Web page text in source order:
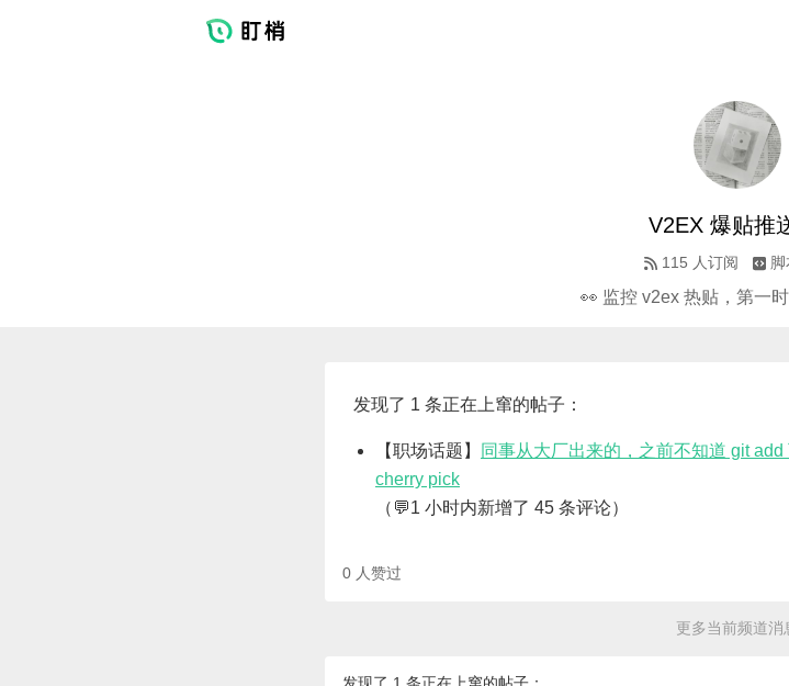
V2EX 爆贴推
115 人订阅
👀 监控 v2ex 热贴，第一时
发现了 1 条正在上窜的帖子：
【职场话题】
同事从大厂出来的，之前不知道 git
cherry pick
（💬1 小时内新增了 45 条评论）
0 人赞过
更多当前频道消